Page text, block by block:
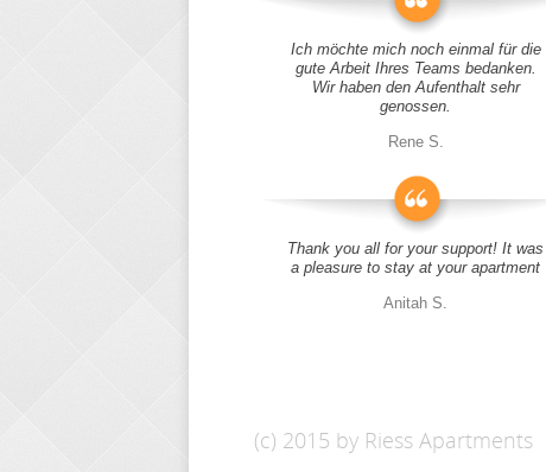
Ich möchte mich noch einmal für die
gute Arbeit Ihres Teams bedanken.
Wir haben den Aufenthalt sehr
genossen.
Rene S.
Thank you all for your support! It was
a pleasure to stay at your apartment
Anitah S.
(c) 2015 by Riess Apartments